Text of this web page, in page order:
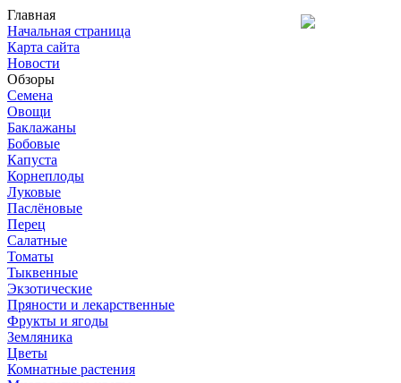
Главная
Начальная страница
Карта сайта
Новости
Обзоры
Семена
Овощи
Баклажаны
Бобовые
Капуста
Корнеплоды
Луковые
Паслёновые
Перец
Салатные
Томаты
Тыквенные
Экзотические
Пряности и лекарственные
Фрукты и ягоды
Земляника
Цветы
Комнатные растения